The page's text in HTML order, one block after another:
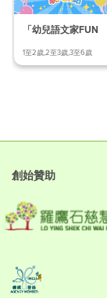
「幼兒語文家FUN
展階
1至2歲,2至3歲,3至6歲
創始贊助